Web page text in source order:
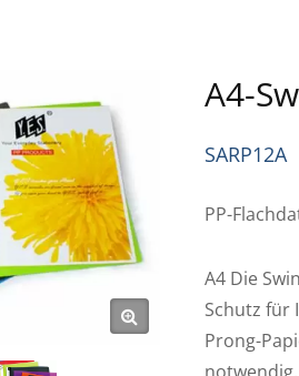
A4-
SARP12A
PP-
A4 Die
Schutz für
Prong-